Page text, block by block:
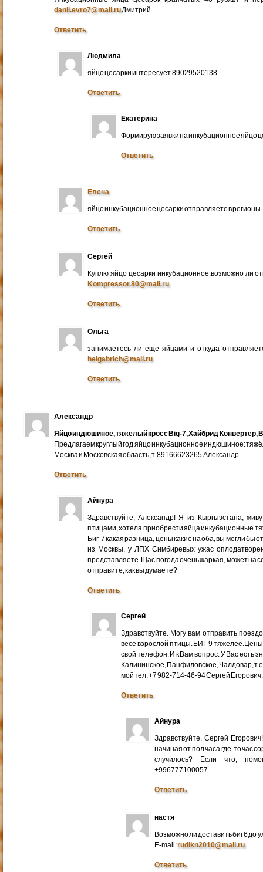
danil.evro7@mail.ruДмитрий.
Ответить
Людмила
яйцо цесарки интересует.89029520138
Ответить
Екатерина
Формирую заявки на инкубационное яйцо
Ответить
Елена
яйцо инкубационное цесарки отправляете в регионы
Ответить
Сергей
Куплю яйцо цесарки инкубационное,возможно ли
Kompressor.80@mail.ru
Ответить
Ольга
занимаетесь ли еще яйцами и откуда
helgabrich@mail.ru
Ответить
Александр
Яйцо индюшиное, тяжёлый кросс Big-7, Хайбрид Конвертер,
Предлагаем круглый год яйцо инкубационное индюшиное:
Москва и Московская область, т. 89166623265 Александр.
Ответить
Айнура
Здравствуйте, Александр! Я из Кыргызстана,
птицами, хотела приобрести яйца инкубационные
Биг-7 какая разница, цены какие на оба, вы могли бы
из Москвы, у ЛПХ Симбиревых ужас
представляете. Щас погода очень жаркая, может на
отправите, как вы думаете?
Ответить
Сергей
Здравствуйте. Могу вам отправить
весе взрослой птицы. БИГ 9
свой телефон. И к Вам вопрос: У Вас есть
Калининское, Панфиловское, Чалдовар,
мой тел. +7 982-714-46-94 Сергей Егорович.
Ответить
Айнура
Здравствуйте, Сергей
начиная от пол часа где-то час
случилось? Если что,
+996777100057.
Ответить
настя
Возможно ли доставить биг 6 до
E-mail:rudikn2010@mail.ru
Ответить